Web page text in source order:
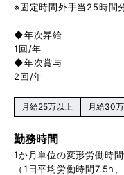
※固定時間外手当25時間
◆年次昇給
1回/年
◆年次賞与
2回/年
月給25万以上 月給30
勤務時間
1か月単位の変形労働時間
（1日平均労働時間7.5h、